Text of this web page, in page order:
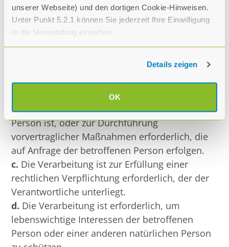
unserer Webseite) und den dortigen Cookie-Hinweisen.
Unter Punkt 5.2.1 können Sie jederzeit Ihre Einwilligung
in die Verwendung einsehen.
Details zeigen
OK
mindestens eine der nachstehenden
Bedingungen erfüllt ist:
personenbezogenen Daten für einen oder
mehrere bestimmte Zwecke gegeben.
Die Verarbeitung ist für die Erfüllung eines
Vertrags, dessen Vertragspartei die betroffene
Person ist, oder zur Durchführung
vorvertraglicher Maßnahmen erforderlich, die
auf Anfrage der betroffenen Person erfolgen.
c. Die Verarbeitung ist zur Erfüllung einer
rechtlichen Verpflichtung erforderlich, der der
Verantwortliche unterliegt.
d. Die Verarbeitung ist erforderlich, um
lebenswichtige Interessen der betroffenen
Person oder einer anderen natürlichen Person